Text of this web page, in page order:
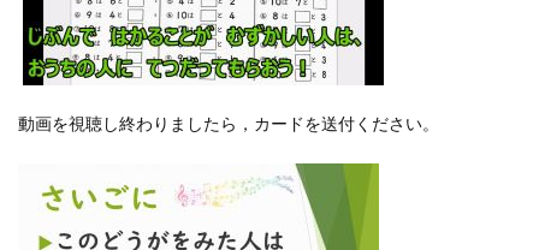
動画を視聴し終わりましたら，カードを送付ください。